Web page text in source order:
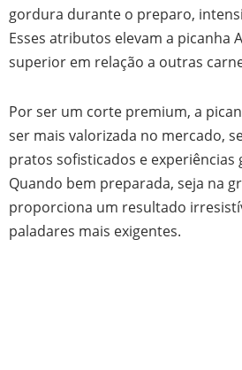
gordura durante o preparo,
Esses atributos elevam a picanha
superior em relação a outras
Por ser um corte premium, a
ser mais valorizada no mercado,
pratos sofisticados e experiências
Quando bem preparada, seja na
proporciona um resultado
paladares mais exigentes.